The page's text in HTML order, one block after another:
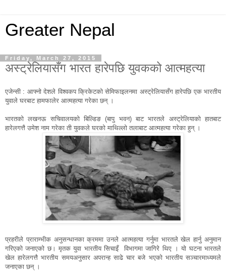
Greater Nepal
Friday, March 27, 2015
अस्ट्रेलियासँग भारत हारेपछि युवकको आत्महत्या
एजेन्सी : आफ्नो देशले विश्वकप क्रिकेटको सेमिफाइलनमा अस्ट्रेलियासँग हारेपछि एक भारतीय
युवाले घरबाट हामफालेर आत्महत्या गरेका छन् ।
भारतको लखनऊ सचिवालयको बिल्डिङ (बापु भवन) बाट भारतले अस्ट्रेलियाको हातबाट
हारेलगत्तै उमेश नाम गरेका ती युवकले घरको माथिल्लो तलाबाट आत्महत्या गरेका हुन् ।
प्रहरीले प्राराम्भीक अनुसन्धानका क्रममा उनले आत्महत्या गर्नुमा भारतले खेल हार्नु अनुमान
गरिएको जनाएको छ। मृतक युवा भारतीय सिचाइँ विभागमा जागिरे थिए । यो घटना भारतले
खेल हारेलगत्तै भारतीय समयअनुसार अपरान्ह साढे चार बजे भएको भारतीय सञ्चारमाध्यमले
जनाएका छन् ।